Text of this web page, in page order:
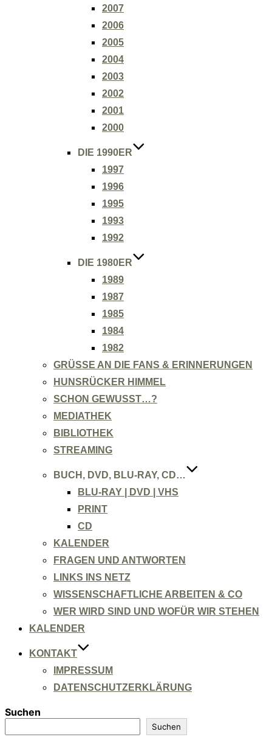
2007
2006
2005
2004
2003
2002
2001
2000
DIE 1990ER
1997
1996
1995
1993
1992
DIE 1980ER
1989
1987
1985
1984
1982
GRÜSSE AN DIE FANS & ERINNERUNGEN
HUNSRÜCKER HIMMEL
SCHON GEWUSST…?
MEDIATHEK
BIBLIOTHEK
STREAMING
BUCH, DVD, BLU-RAY, CD…
BLU-RAY | DVD | VHS
PRINT
CD
KALENDER
FRAGEN UND ANTWORTEN
LINKS INS NETZ
WISSENSCHAFTLICHE ARBEITEN & CO
WER WIRD SIND UND WOFÜR WIR STEHEN
KALENDER
KONTAKT
IMPRESSUM
DATENSCHUTZERKLÄRUNG
Suchen
Suchen